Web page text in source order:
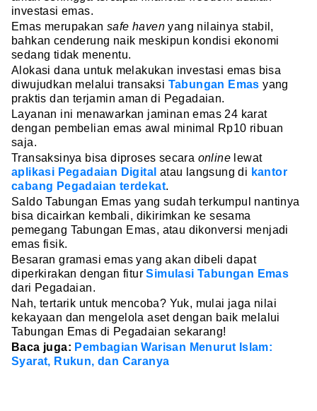
investasi emas.
Emas merupakan safe havenyang nilainya stabil,
bahkan cenderung naik meskipun kondisi ekonomi
sedang tidak menentu.
Alokasi dana untuk melakukan investasi emas bisa
diwujudkan melalui transaksi Tabungan Emas yang
praktis dan terjamin aman di Pegadaian.
Layanan ini menawarkan jaminan emas 24 karat
dengan pembelian emas awal minimal Rp10 ribuan
saja.
Transaksinya bisa diproses secara online lewat
aplikasi Pegadaian Digital atau langsung di kantor
cabang Pegadaian terdekat.
Saldo Tabungan Emas yang sudah terkumpul nantinya
bisa dicairkan kembali, dikirimkan ke sesama
pemegang Tabungan Emas, atau dikonversi menjadi
emas fisik.
Besaran gramasi emas yang akan dibeli dapat
diperkirakan dengan fiturSimulasi Tabungan Emas
dari Pegadaian.
Nah, tertarik untuk mencoba? Yuk, mulai jaga nilai
kekayaan dan mengelola aset dengan baik melalui
Tabungan Emas di Pegadaian sekarang!
Baca juga: Pembagian Warisan Menurut Islam:
Syarat, Rukun, dan Caranya